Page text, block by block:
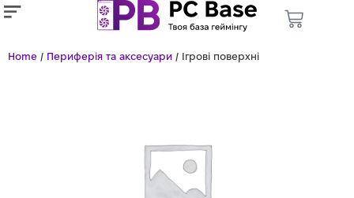
Home / Периферія та аксесуари / Ігрові поверхні